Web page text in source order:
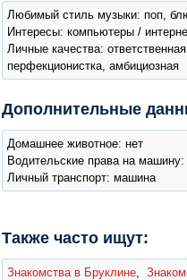
Любимый стиль музыки: поп,
Интересы: компьютеры /
Личные качества:
перфекционистка, амбициозная
Дополнительные
Домашнее животное: нет
Водительские права на машину:
Личный транспорт: машина
Также часто ищут:
Знакомства в Бруклине,